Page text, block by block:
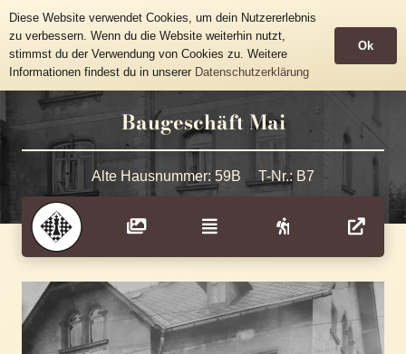
Historische Häusertafeln
Gemeinde Grünhainichen
Baugeschäft Mai
Alte Hausnummer: 59B T-Nr.: B7
Diese Website verwendet Cookies, um dein Nutzererlebnis
zu verbessern. Wenn du die Website weiterhin nutzt,
stimmst du der Verwendung von Cookies zu. Weitere
Informationen findest du in unserer Datenschutzerklärung
Ok